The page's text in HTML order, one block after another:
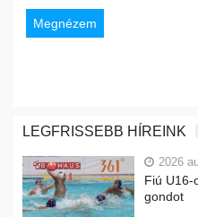
Megnézem
LEGFRISSEBB HÍREINK
2026
Fiú U16-
gondot